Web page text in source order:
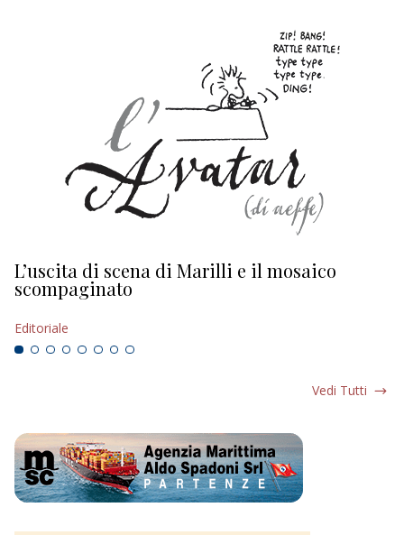
L’uscita di scena di Marilli e il mosaico
scompaginato
Editoriale
Vedi Tutti